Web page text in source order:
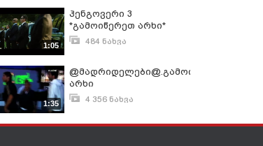
1:05
ჰენგოვერი 3
*გამოიწერეთ არხი*
484 ნახვა
1:35
@მადრიდელები@.გამოიწერეთ
არხი
4 356 ნახვა